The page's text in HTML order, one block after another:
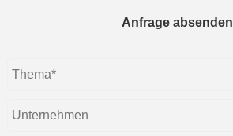
Anfrage absenden